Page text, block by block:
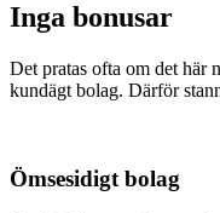
Inga bonusar
Det pratas ofta om det här
kundägt bolag. Därför
Ömsesidigt bolag